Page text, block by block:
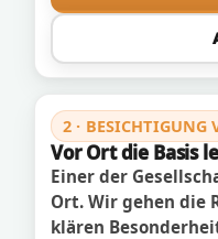
2 · BESICHTIGUNG
Vor Ort die Basis
Einer der
Ort. Wir gehen die
klären